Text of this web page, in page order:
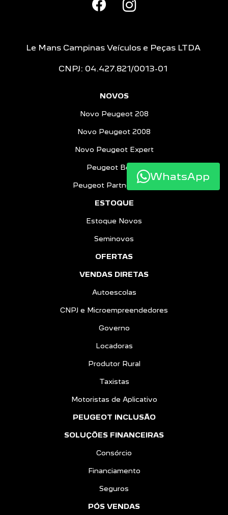
Le Mans Campinas Veículos e Peças LTDA
CNPJ: 04.427.821/0013-01
NOVOS
Novo Peugeot 208
Novo Peugeot 2008
Novo Peugeot Expert
Peugeot Boxer
Peugeot Partner Rapid
ESTOQUE
Estoque Novos
Seminovos
OFERTAS
VENDAS DIRETAS
Autoescolas
CNPJ e Microempreendedores
Governo
Locadoras
Produtor Rural
Taxistas
Motoristas de Aplicativo
PEUGEOT INCLUSÃO
SOLUÇÕES FINANCEIRAS
Consórcio
Financiamento
Seguros
PÓS VENDAS
WhatsApp